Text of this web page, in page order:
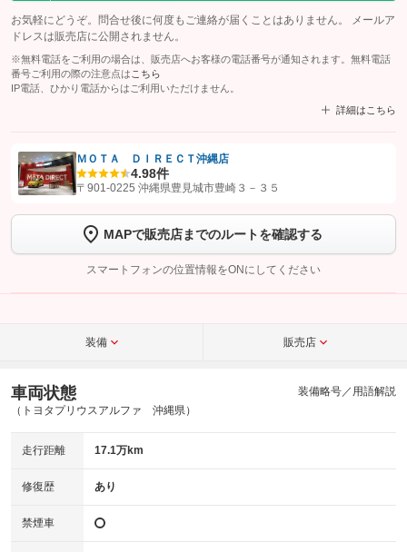
お気軽にどうぞ。問合せ後に何度もご連絡が届くことはありません。 メールア
ドレスは販売店に公開されません。
※無料電話をご利用の場合は、販売店へお客様の電話番号が通知されます。無料電話
番号ご利用の際の注意点は こちら
IP電話、ひかり電話からはご利用いただけません。
詳細はこちら
【STEP1】認証画面でグーネットを友だち追加してから「許可する」ボタンを押
トーク画面で
ボタンをタップして問い合わせを
完了してください。
こちら
ＭＯＴＡ ＤＩＲＥＣＴ沖縄店
4.98件
〒901-0225 沖縄県豊見城市豊崎３－３５
MAPで販売店までのルートを確認する
スマートフォンの位置情報をONにしてください
装備 販売店
車両状態
（トヨタプリウスアルファ 沖縄県）
装備略号／用語解説
走行距離 17.1万km
修復歴 あり
禁煙車